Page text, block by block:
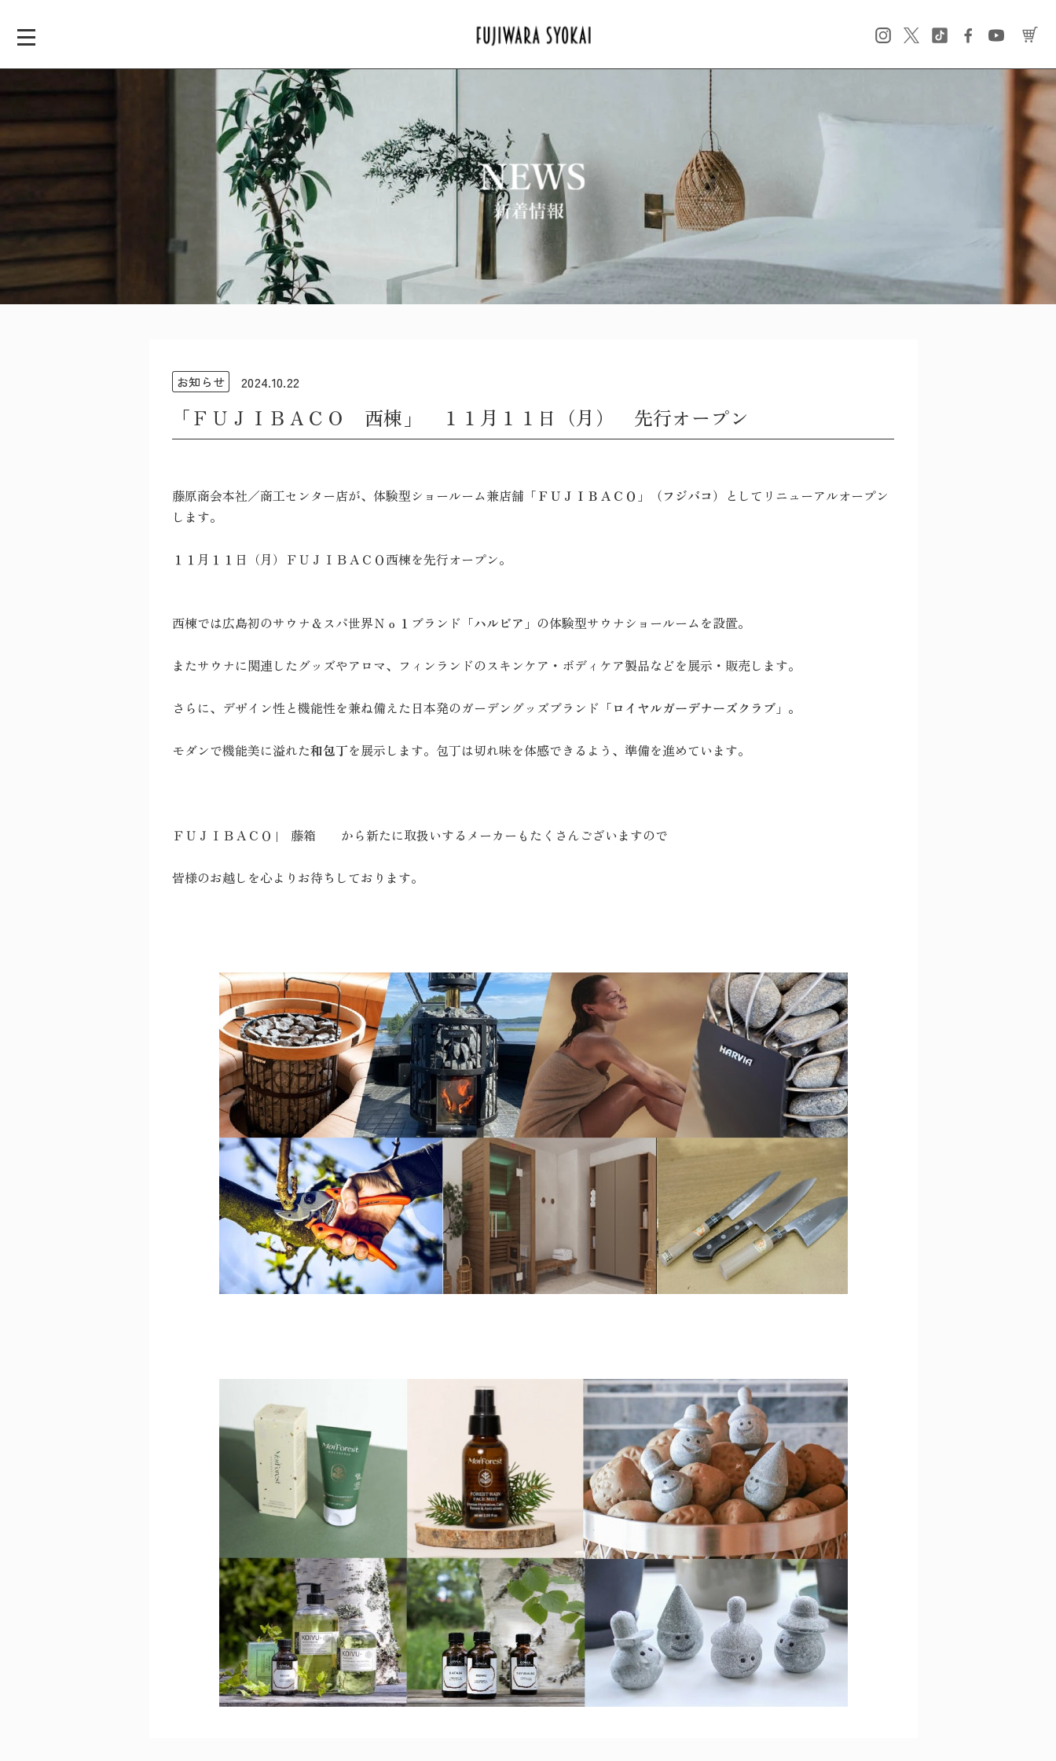
お知らせ 2024.10.22
「ＦＵＪＩＢＡＣＯ 西棟」 １１月１１日（月） 先行オープン
藤原商会本社／商工センター店が、体験型ショールーム兼店舗 「ＦＵＪＩＢＡＣＯ」（フジバコ） としてリニューアルオープン
します。
１１月１１日（月）ＦＵＪＩＢＡＣＯ西棟を先行オープン。
西棟では広島初のサウナ＆スパ世界Ｎｏ１ブランド 「ハルビア」 の体験型サウナショールームを設置。
またサウナに関連したグッズやアロマ、フィンランドのスキンケア・ボディケア製品などを展示・販売します。
さらに、デザイン性と機能性を兼ね備えた日本発のガーデングッズブランド 「ロイヤルガーデナーズクラブ」。
モダンで機能美に溢れた和包丁を展示します。包丁は切れ味を体感できるよう、準備を進めています。
ＦＵＪＩＢＡＣＯ | 藤箱 から新たに取扱いするメーカーもたくさんございますので
皆様のお越しを心よりお待ちしております。